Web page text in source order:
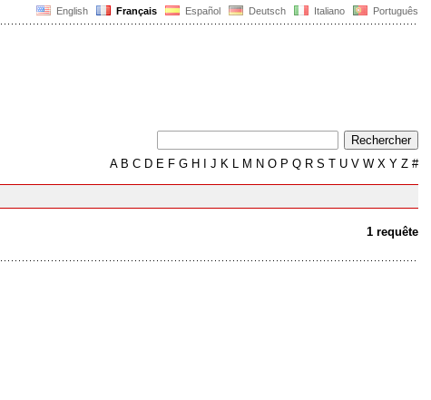
English Français Español Deutsch Italiano Português
AB C D E F G H J K L M N O P Q R S T U V W X Y Z #
1 requête